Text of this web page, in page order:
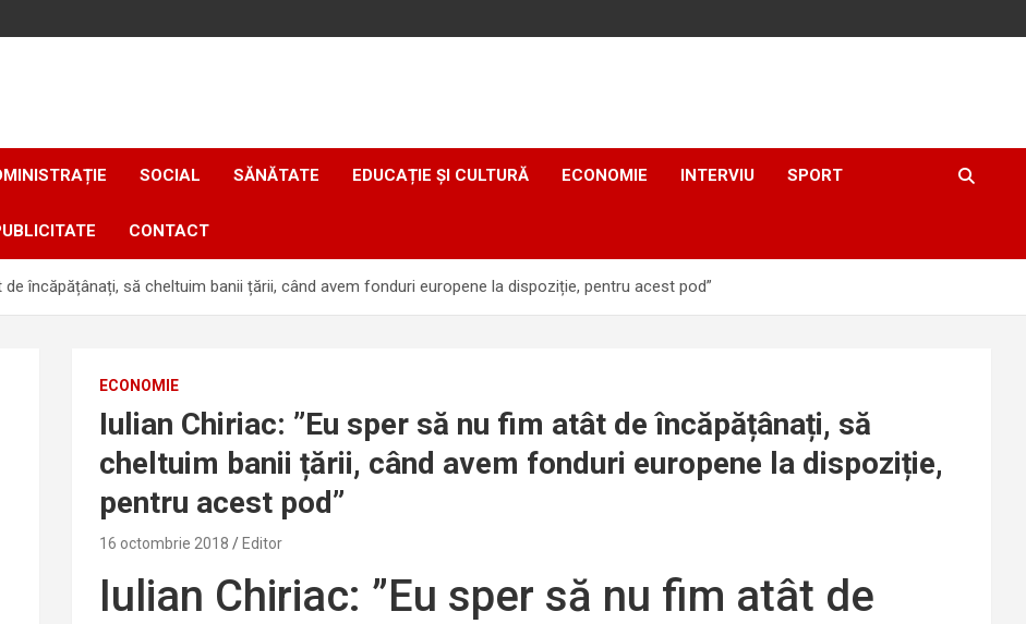
SOCIAL SĂNĂTATE EDUCAȚIE ȘI CULTURĂ ECONOMIE INTERVIU SPORT
CONTACT
de încăpățânați, să cheltuim banii țării, când avem fonduri europene la dispoziție, pentru acest pod”
ECONOMIE
Iulian Chiriac: ”Eu sper să nu fim atât de încăpățânați, să
cheltuim banii țării, când avem fonduri europene la dispoziție,
pentru acest pod”
16 octombrie 2018 Editor
Iulian Chiriac: ”Eu sper să nu fim atât de